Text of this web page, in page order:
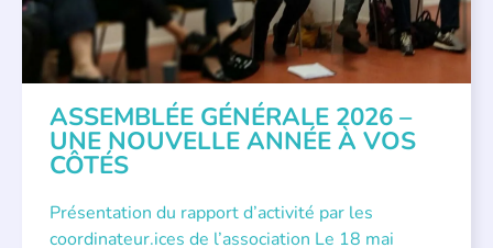
ASSEMBLÉE GÉNÉRALE 2026 –
UNE NOUVELLE ANNÉE À VOS
CÔTÉS
Présentation du rapport d’activité par les
coordinateur.ices de l’association Le 18 mai